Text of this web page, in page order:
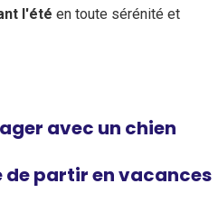
l'été en toute sérénité et
avec un chien
partir en vacances